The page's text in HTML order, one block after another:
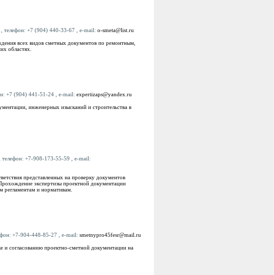
телефон: +7 (904) 440-33-67 , e-mail: o-smeta@list.ru
всех видов сметных документов по ремонтным,
областях.
+7 (904) 441-51-24 , e-mail: expertizaps@yandex.ru
инженерных изысканий и строительства в
+7-908-173-55-59 , e-mail:
представленных на проверку документов
экспертизы проектной документации
регламентам и нормативам.
+7-904-448-85-27 , e-mail: smetnypro45fesr@mail.ru
согласованию проектно-сметной документации на